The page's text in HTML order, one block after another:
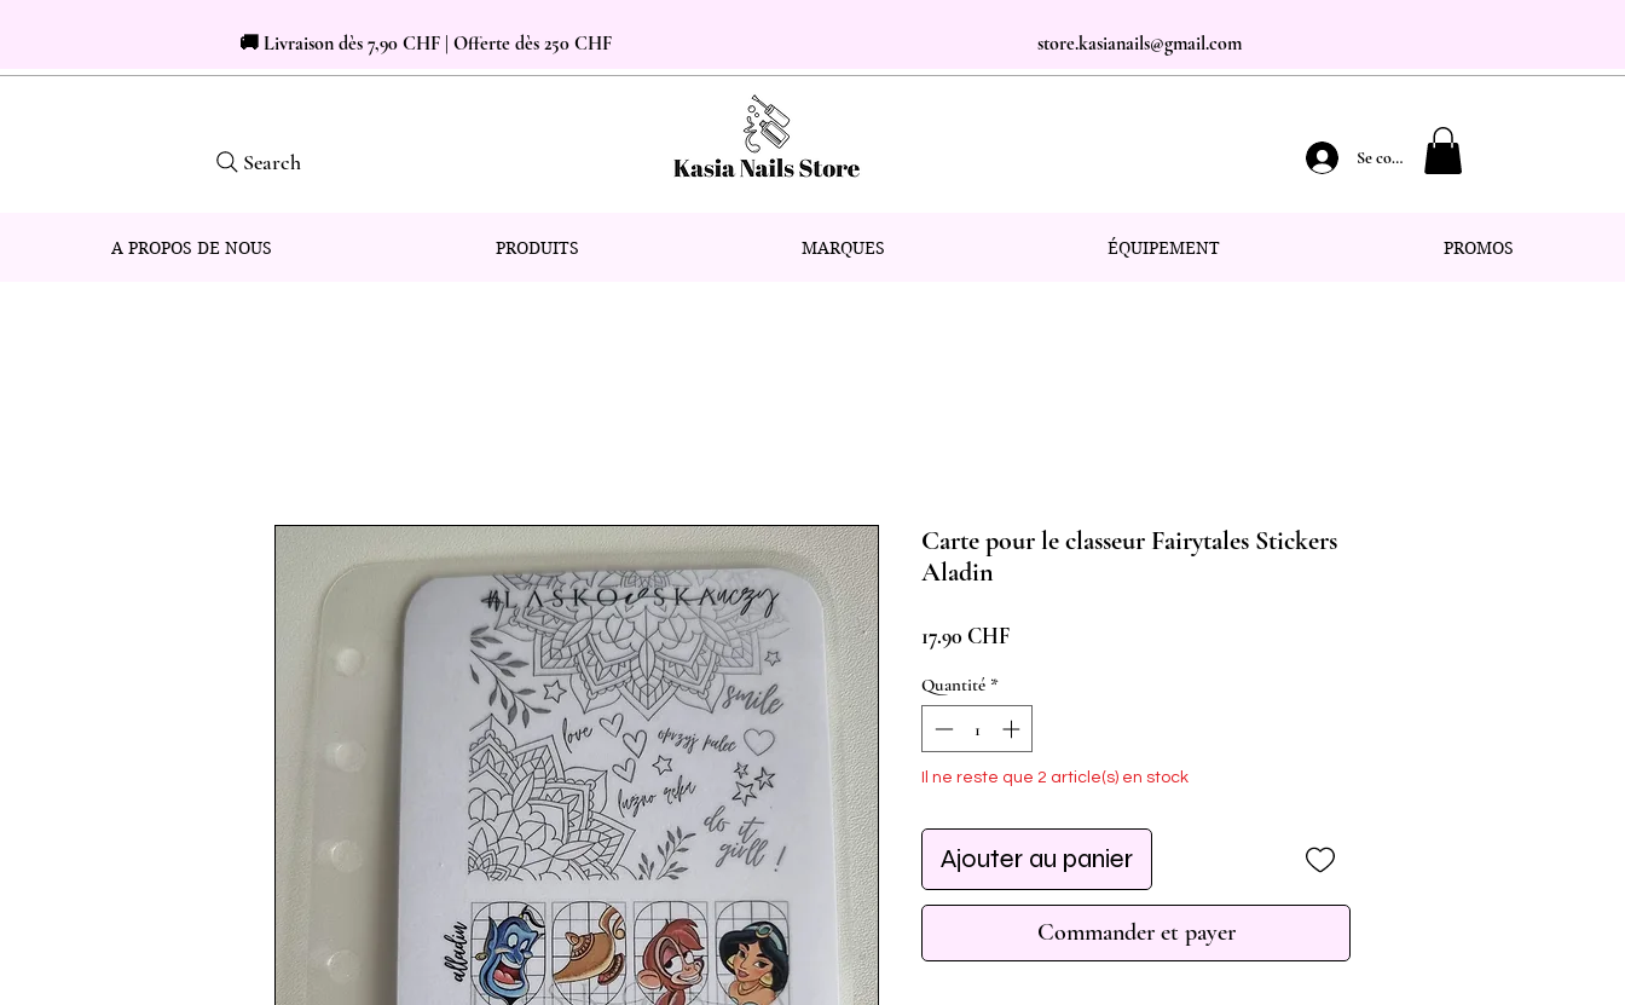
🚚 Livraison dès 7,90 CHF | Offerte dès 250 CHF store.kasianails@gmail.com
Search Se connecter
A PROPOS DE NOUS PRODUITS MARQUES ÉQUIPEMENT PROMOS
Carte pour le classeur Fairytales Stickers
Aladin
17.90 CHFPrix
Quantité *
Il ne reste que 2 article(s) en stock
Ajouter au panier
Commander et payer